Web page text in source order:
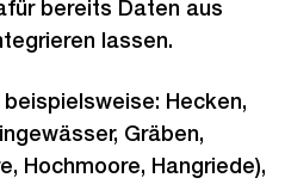
bereits Daten aus
lassen.
Hecken,
Gräben,
Hochmoore, Hangriede),